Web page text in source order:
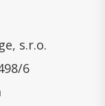
s.r.o.
6